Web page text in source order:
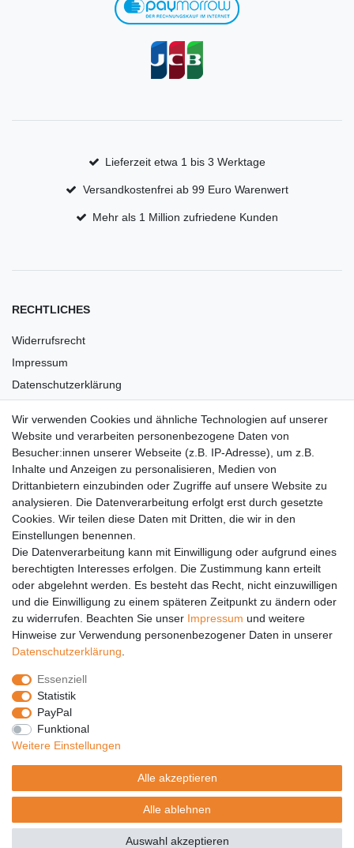
Lieferzeit etwa 1 bis 3 Werktage
Versandkostenfrei ab 99 Euro Warenwert
Mehr als 1 Million zufriedene Kunden
RECHTLICHES
Widerrufsrecht
Impressum
Datenschutzerklärung
Barrierefreiheit
Anleitungen
Vertrag widerrufen
PARTNER
DHL
GLS
PaketPLUS
SPONSORING
Malchower SV 90
Malchower Wölfe
ZERTIFIKATE
Händlerbund
Trusted Shops
Wir verwenden Cookies und ähnliche Technologien auf unserer
Website und verarbeiten personenbezogene Daten von
Besucher:innen unserer Webseite (z.B. IP-Adresse), um z.B.
Inhalte und Anzeigen zu personalisieren, Medien von
Drittanbietern einzubinden oder Zugriffe auf unsere Website zu
analysieren. Die Datenverarbeitung erfolgt erst durch gesetzte
Cookies. Wir teilen diese Daten mit Dritten, die wir in den
Einstellungen benennen.
Die Datenverarbeitung kann mit Einwilligung oder aufgrund eines
berechtigten Interesses erfolgen. Die Zustimmung kann erteilt
oder abgelehnt werden. Es besteht das Recht, nicht einzuwilligen
und die Einwilligung zu einem späteren Zeitpunkt zu ändern oder
zu widerrufen. Beachten Sie unser Impressum und weitere
Hinweise zur Verwendung personenbezogener Daten in unserer
Daten­schutz­erklärung
Essenziell
Statistik
PayPal
Funktional
Weitere Einstellungen
Alle akzeptieren
Alle ablehnen
Auswahl akzeptieren